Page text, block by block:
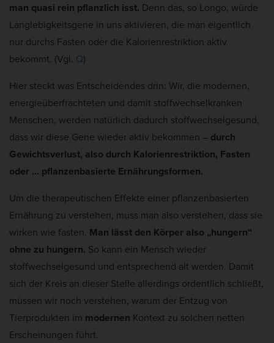
man quasi rein pflanzlich isst. Denn das, so Longo, würde
Langlebigkeitsgene in uns aktivieren, die man eigentlich
nur durchs Fasten oder die Kalorienrestriktion aktiv
bekommt. (Vgl. Q)
Hier steckt was Entscheidendes drin: Wir, die modernen,
energieüberfrachteten und damit stoffwechselkranken
Menschen, werden natürlich dadurch stoffwechselgesund,
dass wir diese Gene wieder aktiv bekommen – durch
Gewichtsverlust, also durch Kalorienrestriktion, Fasten
oder … pflanzenbasierte Ernährungsformen.
Um die therapeutischen Effekte einer pflanzenbasierten
Ernährung zu verstehen, muss man also verstehen, dass sie
wirken wie fasten. Man lässt den Körper also „hungern“
ohne zu hungern. So kann ein Mensch wieder
stoffwechselgesund und entsprechend alt werden. Damit
sich der Kreis an dieser Stelle allerdings ordentlich schließt,
müssen wir noch verstehen, warum der Entzug von
Tierprodukten im modernen Kontext zu solchen netten
Erscheinungen führt.